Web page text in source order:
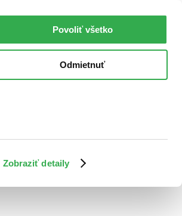
Zobraziť detaily
Povoliť všetko
Odmietnuť